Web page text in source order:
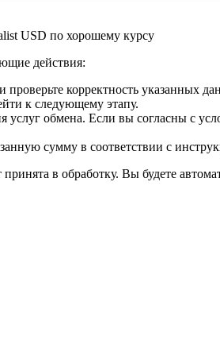
USD по хорошему курсу
действия:
корректность указанных
к следующему этапу.
услуг обмена. Если вы согласны с
сумму в соответствии с
в обработку. Вы будете